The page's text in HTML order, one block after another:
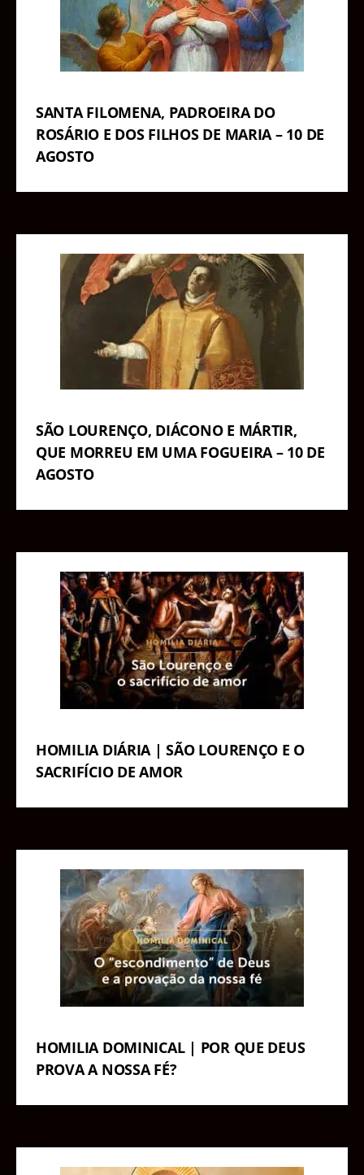
SANTA FILOMENA, PADROEIRA DO
ROSÁRIO E DOS FILHOS DE MARIA – 10 DE
AGOSTO
SÃO LOURENÇO, DIÁCONO E MÁRTIR,
QUE MORREU EM UMA FOGUEIRA – 10 DE
AGOSTO
HOMILIA DIÁRIA | SÃO LOURENÇO E O
SACRIFÍCIO DE AMOR
HOMILIA DOMINICAL | POR QUE DEUS
PROVA A NOSSA FÉ?